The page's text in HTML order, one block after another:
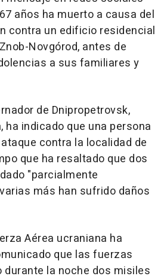
años ha muerto a causa del
contra un edificio residencial
Novgórod, antes de
a sus familiares y
de Dnipropetrovsk,
ha indicado que una persona
contra la localidad de
que ha resaltado que dos
"parcialmente
más han sufrido daños
Aérea ucraniana ha
que las fuerzas
durante la noche dos misiles